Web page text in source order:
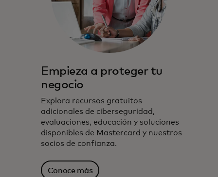
Empieza a proteger tu
negocio
Explora recursos gratuitos
adicionales de ciberseguridad,
evaluaciones, educación y soluciones
disponibles de Mastercard y nuestros
socios de confianza.
Conoce más